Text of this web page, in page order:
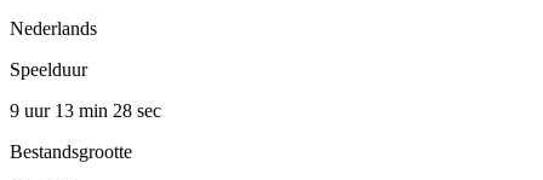
Nederlands
Speelduur
9 uur 13 min 28 sec
Bestandsgrootte